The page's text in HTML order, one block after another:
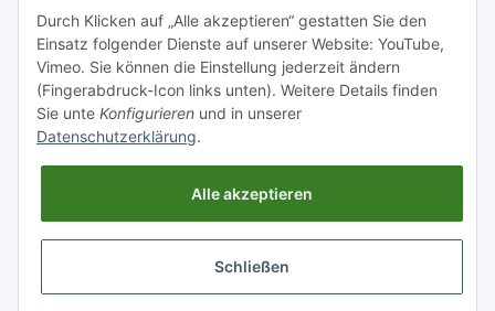
Versand nach
Gesetzliche Informationen
Durch Klicken auf „Alle akzeptieren“ gestatten Sie den
Einsatz folgender Dienste auf unserer Website: YouTube,
Vimeo. Sie können die Einstellung jederzeit ändern
(Fingerabdruck-Icon links unten). Weitere Details finden
Sie unte Konfigurieren und in unserer
Datenschutzerklärung.
Alle akzeptieren
Schließen